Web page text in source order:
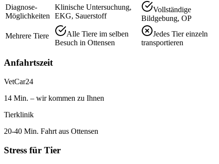
Diagnose-
Möglichkeiten
Klinische Untersuchung,
EKG, Sauerstoff
Vollständige
Bildgebung, OP
Mehrere Tiere
Alle Tiere im selben
Besuch in Ottensen
Jedes Tier einzeln
transportieren
Anfahrtszeit
VetCar24
14 Min. – wir kommen zu Ihnen
Tierklinik
20-40 Min. Fahrt aus Ottensen
Stress für Tier